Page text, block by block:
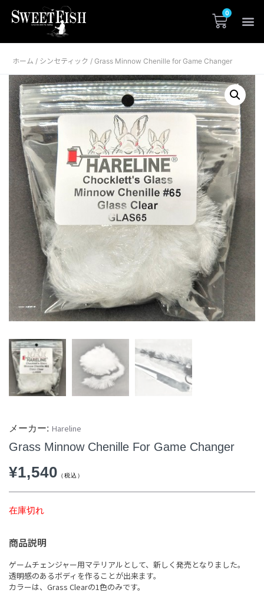
ホーム / シンセティック / Grass Minnow Chenille for Game Changer
Hareline
Grass Minnow Chenille For Game Changer
¥1,540
在庫切れ
商品説明
ゲームチェンジャー用マテリアルとして、新しく発売となりました。
透明感のあるボディを作ることが出来ます。
カラーは、Grass Clearの1色のみです。